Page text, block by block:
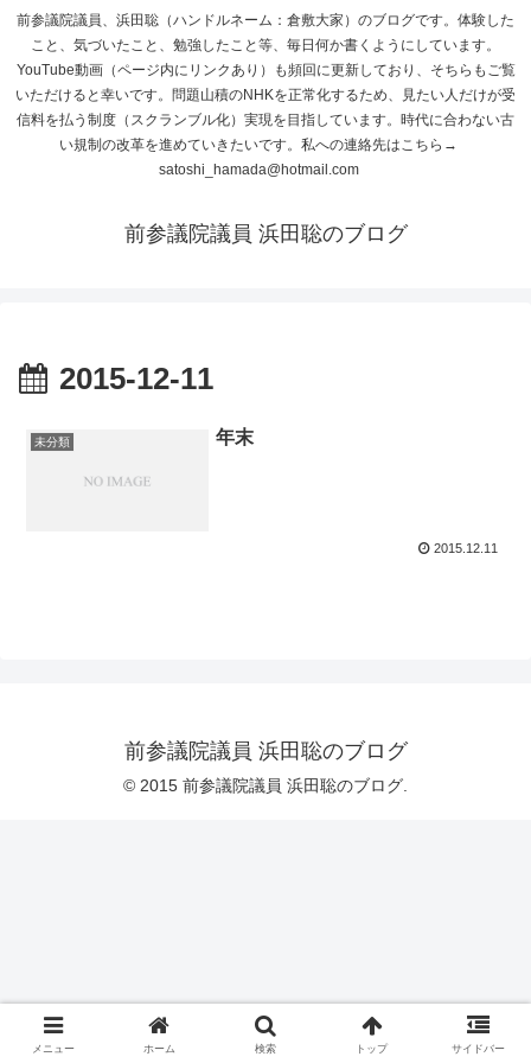
前参議院議員、浜田聡（ハンドルネーム：倉敷大家）のブログです。体験した
こと、気づいたこと、勉強したこと等、毎日何か書くようにしています。
YouTube動画（ページ内にリンクあり）も頻回に更新しており、そちらもご覧
いただけると幸いです。問題山積のNHKを正常化するため、見たい人だけが受
信料を払う制度（スクランブル化）実現を目指しています。時代に合わない古
い規制の改革を進めていきたいです。私への連絡先はこちら→
satoshi_hamada@hotmail.com
前参議院議員 浜田聡のブログ
2015-12-11
未分類 年末
2015.12.11
前参議院議員 浜田聡のブログ
© 2015 前参議院議員 浜田聡のブログ.
メニュー ホーム 検索 トップ サイドバー